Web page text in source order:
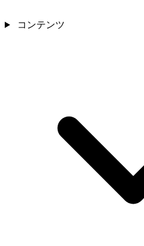
コンテンツ